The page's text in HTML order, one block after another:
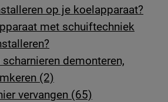
op je koelapparaat?
met schuiftechniek
demonteren,
(2)
vervangen (65)